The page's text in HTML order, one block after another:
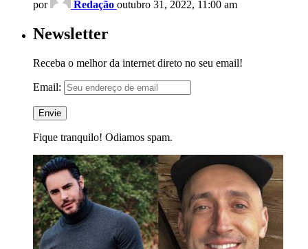
por Redação outubro 31, 2022, 11:00 am
Newsletter
Receba o melhor da internet direto no seu email!
Email:
Fique tranquilo! Odiamos spam.